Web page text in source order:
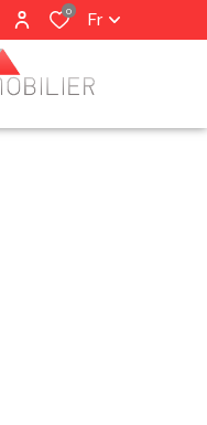
0 Fr